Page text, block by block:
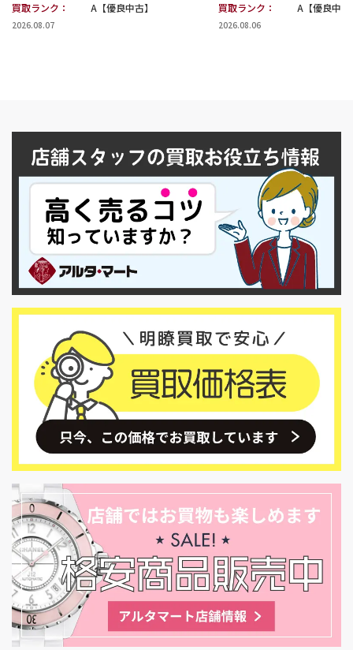
買取ランク：
A【優良中古】
2026.08.07
買取ランク：
A【優良中古
2026.08.06